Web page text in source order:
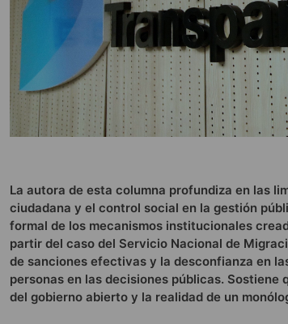
La autora de esta columna profundiza en las
ciudadana y el control social en la gestión
formal de los mecanismos institucionales
partir del caso del Servicio Nacional de
de sanciones efectivas y la desconfianza en
personas en las decisiones públicas. Sostiene
del gobierno abierto y la realidad de un